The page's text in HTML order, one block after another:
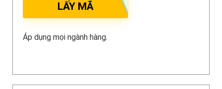
LẤY MÃ
Áp dụng mọi ngành hàng.